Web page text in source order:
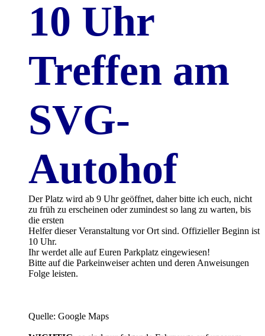
10 Uhr
Treffen am
SVG-
Autohof
Der Platz wird ab 9 Uhr geöffnet, daher bitte ich euch, nicht
zu früh zu erscheinen oder zumindest so lang zu warten, bis
die ersten
Helfer dieser Veranstaltung vor Ort sind. Offizieller Beginn ist
10 Uhr.
Ihr werdet alle auf Euren Parkplatz eingewiesen!
Bitte auf die Parkeinweiser achten und deren Anweisungen
Folge leisten.
Quelle: Google Maps